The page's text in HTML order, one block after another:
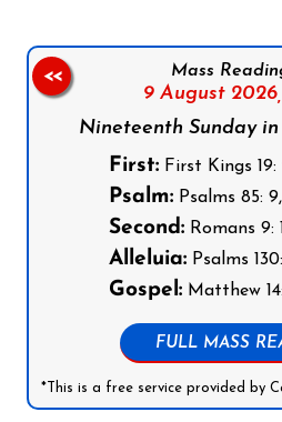
Mass
9 August 2026,
Nineteenth Sunday
First: First Kings 19:
Psalm: Psalms 85: 9,
Second: Romans 9:
Alleluia: Psalms
Gospel: Matthew
FULL MASS
*This is a free service provided by
<<